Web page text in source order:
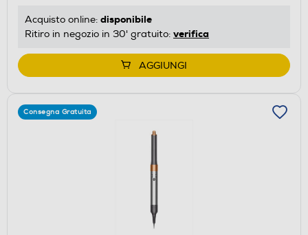
Acquisto online: disponibile
Ritiro in negozio in 30' gratuito: verifica
AGGIUNGI
Consegna Gratuita